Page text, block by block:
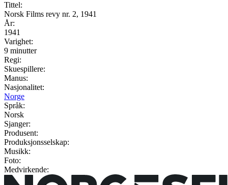
Tittel:
Norsk Films revy nr. 2, 1941
År:
1941
Varighet:
9 minutter
Regi:
Skuespillere:
Manus:
Nasjonalitet:
Norge
Språk:
Norsk
Sjanger:
Produsent:
Produksjonsselskap:
Musikk:
Foto:
Medvirkende: